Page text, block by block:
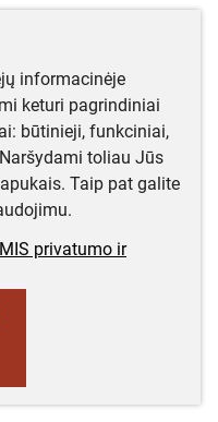
informacinėje
keturi pagrindiniai
būtinieji, funkciniai,
toliau Jūs
Taip pat galite
privatumo ir